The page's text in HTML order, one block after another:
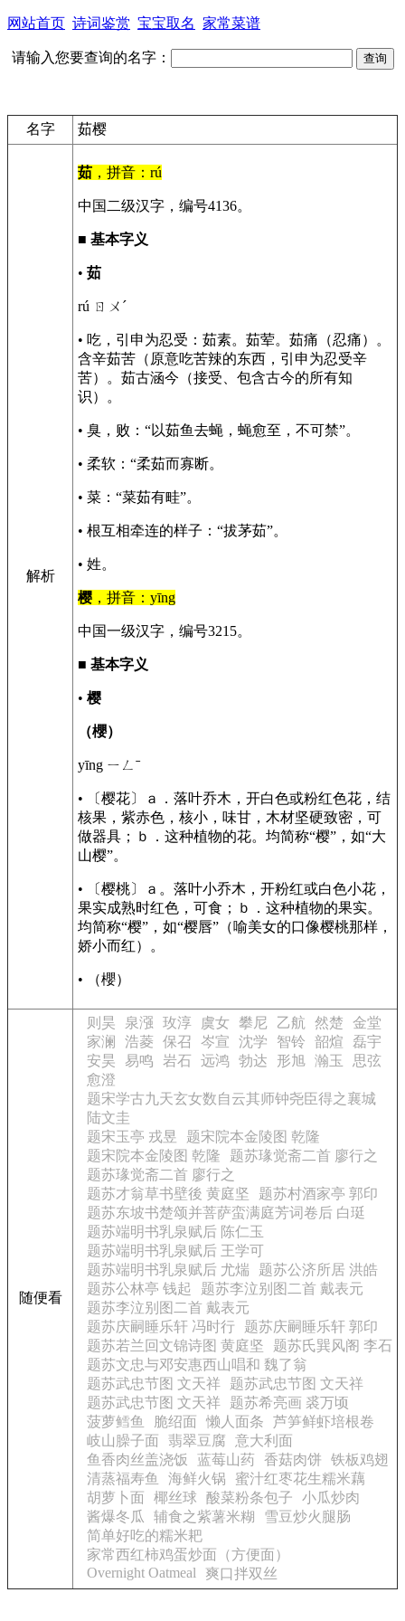
网站首页 诗词鉴赏 宝宝取名 家常菜谱
请输入您要查询的名字：
名字 茹樱
解析
茹 ，拼音：rú
中国二级汉字，编号4136。
■ 基本字义
• 茹
rú ㄖㄨˊ
• 吃，引申为忍受：茹素。茹荤。茹痛（忍痛）。
含辛茹苦（原意吃苦辣的东西，引申为忍受辛
苦）。茹古涵今（接受、包含古今的所有知
识）。
• 臭，败：“以茹鱼去蝇，蝇愈至，不可禁”。
• 柔软：“柔茹而寡断。
• 菜：“菜茹有畦”。
• 根互相牵连的样子：“拔茅茹”。
• 姓。
樱 ，拼音：yīng
中国一级汉字，编号3215。
■ 基本字义
• 樱
（櫻）
yīng ㄧㄥˉ
• 〔樱花〕ａ．落叶乔木，开白色或粉红色花，结
核果，紫赤色，核小，味甘，木材坚硬致密，可
做器具；ｂ．这种植物的花。均简称“樱”，如“大
山樱”。
• 〔樱桃〕ａ。落叶小乔木，开粉红或白色小花，
果实成熟时红色，可食；ｂ．这种植物的果实。
均简称“樱”，如“樱唇”（喻美女的口像樱桃那样，
娇小而红）。
• （櫻）
随便看
则昊 泉漒 玫淳 虞女 攀尼 乙航 然楚
金堂
家澜
浩菱 保召 岑宣 沈学 智铃 韶煊
磊宇
安昊
易鸣 岩石 远鸿 勃达 形旭 瀚玉
思弦
愈澄
题宋学古九天玄女数自云其师钟尧臣得之襄城
陆文圭
题宋玉亭 戎昱
题宋院本金陵图 乾隆
题宋院本金陵图 乾隆
题苏瑑觉斋二首 廖行之
题苏瑑觉斋二首 廖行之
题苏才翁草书壁後 黄庭坚
题苏村酒家亭 郭印
题苏东坡书楚颂并菩萨蛮满庭芳词卷后 白珽
题苏端明书乳泉赋后 陈仁玉
题苏端明书乳泉赋后 王学可
题苏端明书乳泉赋后 尤煓
题苏公济所居 洪皓
题苏公林亭 钱起
题苏李泣别图二首 戴表元
题苏李泣别图二首 戴表元
题苏庆嗣睡乐轩 冯时行
题苏庆嗣睡乐轩 郭印
题苏若兰回文锦诗图 黄庭坚
题苏氏巽风阁 李石
题苏文忠与邓安惠西山唱和 魏了翁
题苏武忠节图 文天祥
题苏武忠节图 文天祥
题苏武忠节图 文天祥
题苏希亮画 裘万顷
菠萝鳕鱼
脆绍面 懒人面条
芦笋鲜虾培根卷
岐山臊子面
翡翠豆腐
意大利面
鱼香肉丝盖浇饭
蓝莓山药 香菇肉饼
铁板鸡翅
清蒸福寿鱼
海鲜火锅
蜜汁红枣花生糯米藕
胡萝卜面
椰丝球 酸菜粉条包子
小瓜炒肉
酱爆冬瓜
辅食之紫薯米糊
雪豆炒火腿肠
简单好吃的糯米耙
家常西红柿鸡蛋炒面（方便面）
Overnight Oatmeal
爽口拌双丝